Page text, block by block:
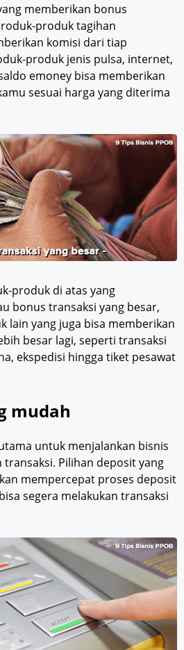
memberikan bonus
produk tagihan
komisi dari tiap
produk jenis pulsa, internet,
emoney bisa memberikan
sesuai harga yang diterima
produk di atas yang
bonus transaksi yang besar,
lain yang juga bisa memberikan
besar lagi, seperti transaksi
ekspedisi hingga tiket pesawat
mudah
untuk menjalankan bisnis
transaksi. Pilihan deposit yang
mempercepat proses deposit
segera melakukan transaksi